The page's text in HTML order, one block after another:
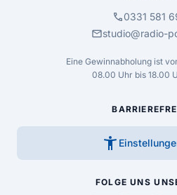
call0331 581
mailstudio@radio-
Eine Gewinnabholung ist
08.00 Uhr bis 18.00
accessibility_new
FOLGE UNS